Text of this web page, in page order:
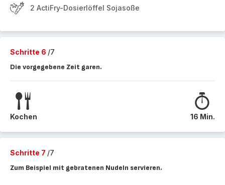
2 ActiFry-Dosierlöffel Sojasoße
Schritte 6 /7
Die vorgegebene Zeit garen.
Kochen 16 Min.
Schritte 7 /7
Zum Beispiel mit gebratenen Nudeln servieren.